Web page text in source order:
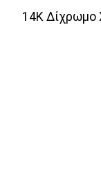
14K Δίχρωμο